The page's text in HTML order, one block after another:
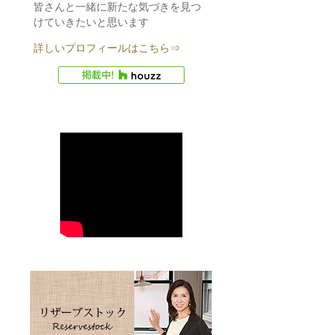
皆さんと一緒に新たな気づきを見つ
けていきたいと思います
詳しいプロフィールはこちら⇒